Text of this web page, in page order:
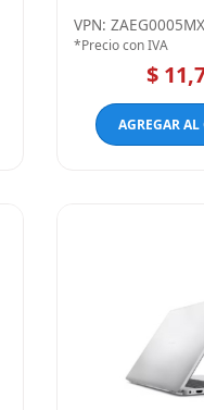
VPN: ZAEG0005MX
*Precio con IVA
$
AGREGAR